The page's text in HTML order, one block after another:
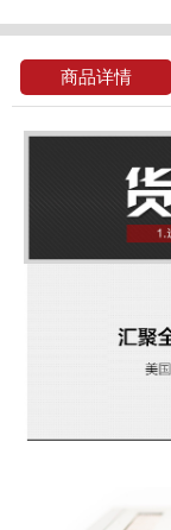
商品详情